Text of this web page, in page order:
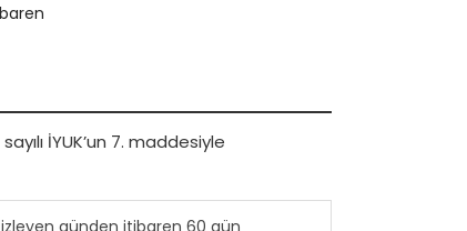
İYUK’un 7. maddesiyle
izleyen günden itibaren 60 gün